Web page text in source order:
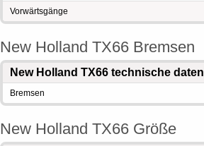
Vorwärtsgänge
New Holland TX66 Bremsen
New Holland TX66 technische daten
Bremsen
New Holland TX66 Größe